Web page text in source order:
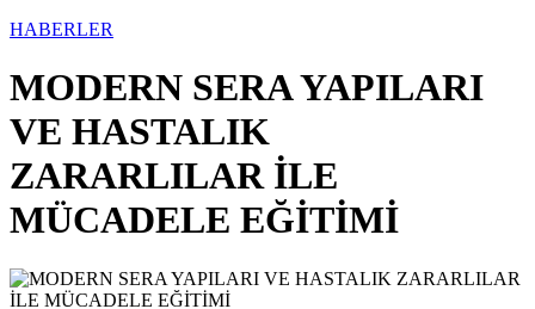
HABERLER
MODERN SERA YAPILARI
VE HASTALIK
ZARARLILAR İLE
MÜCADELE EĞİTİMİ